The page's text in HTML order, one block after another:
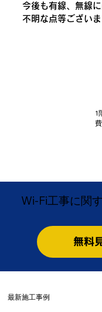
今後も有線、無線
不明な点等ござい
​1
Wi-Fi工事に関
無料
​最新施工事例